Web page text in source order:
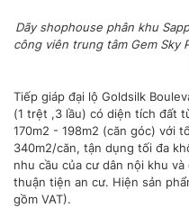
Dãy shophouse phân khu
công viên trung tâm Gem Sky
Tiếp giáp đại lộ Goldsilk
(1 trệt ,3 lầu) có diện tích đất
170m2 - 198m2 (căn góc) với
340m2/căn, tận dụng tối đa
nhu cầu của cư dân nội khu
thuận tiện an cư. Hiện sản
gồm VAT).